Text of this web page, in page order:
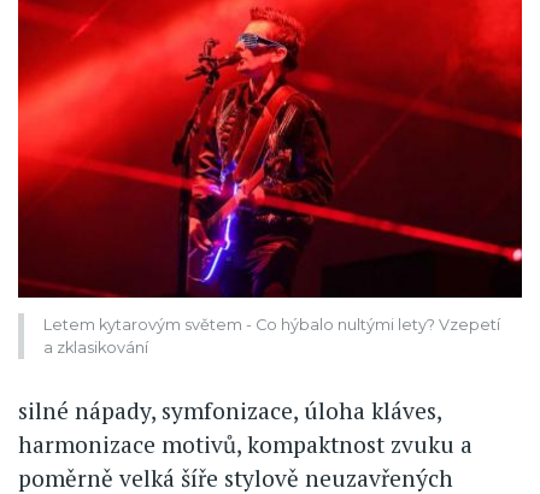
Letem kytarovým světem - Co hýbalo nultými lety? Vzepetí
a zklasikování
silné nápady, symfonizace, úloha kláves,
harmonizace motivů, kompaktnost zvuku a
poměrně velká šíře stylově neuzavřených